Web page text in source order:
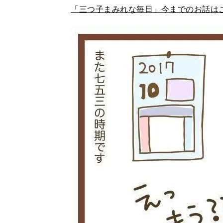
「三つ子まみれな毎日」今までのお話は